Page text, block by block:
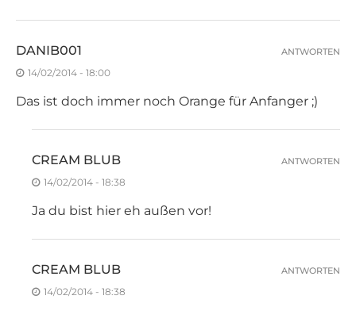
DANIB001
14/02/2014 - 18:00
Das ist doch immer noch Orange für Anfanger ;)
ANTWORTEN
CREAM BLUB
14/02/2014 - 18:38
Ja du bist hier eh außen vor!
ANTWORTEN
CREAM BLUB
14/02/2014 - 18:38
ANTWORTEN